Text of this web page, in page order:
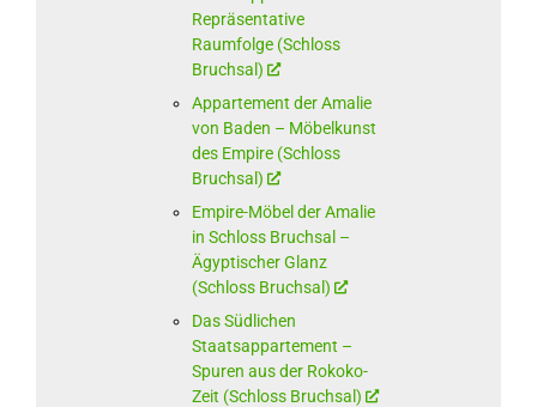
Repräsentative
Raumfolge (Schloss
Bruchsal)
Appartement der Amalie
von Baden – Möbelkunst
des Empire (Schloss
Bruchsal)
Empire-Möbel der Amalie
in Schloss Bruchsal –
Ägyptischer Glanz
(Schloss Bruchsal)
Das Südlichen
Staatsappartement –
Spuren aus der Rokoko-
Zeit (Schloss Bruchsal)